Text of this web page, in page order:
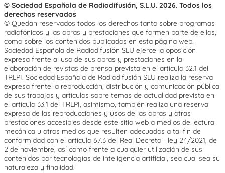
© Sociedad Española de Radiodifusión, S.L.U. 2026. Todos los
derechos reservados
© Quedan reservados todos los derechos tanto sobre programas
radiofónicos y las obras y prestaciones que formen parte de ellos,
como sobre los contenidos publicados en esta página web.
Sociedad Española de Radiodifusión SLU ejerce la oposición
expresa frente al uso de sus obras y prestaciones en la
elaboración de revistas de prensa prevista en el artículo 32.1 del
TRLPI. Sociedad Española de Radiodifusión SLU realiza la reserva
expresa frente la reproducción, distribución y comunicación pública
de sus trabajos y artículos sobre temas de actualidad prevista en
el artículo 33.1 del TRLPI, asimismo, también realiza una reserva
expresa de las reproducciones y usos de las obras y otras
prestaciones accesibles desde este sitio web a medios de lectura
mecánica u otros medios que resulten adecuados a tal fin de
conformidad con el artículo 67.3 del Real Decreto - ley 24/2021, de
2 de noviembre, así como frente a cualquier utilización de sus
contenidos por tecnologías de inteligencia artificial, sea cual sea su
naturaleza y finalidad.